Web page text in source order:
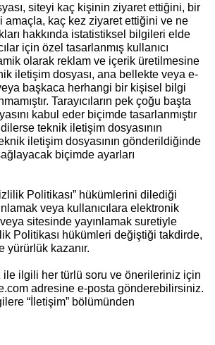
siteyi kaç kişinin ziyaret ettiğini, bir
amaçla, kaç kez ziyaret ettiğini ve ne
hakkında istatistiksel bilgileri elde
için özel tasarlanmış kullanıcı
olarak reklam ve içerik üretilmesine
iletişim dosyası, ana bellekte veya e-
başkaca herhangi bir kişisel bilgi
Tarayıcıların pek çoğu başta
kabul eder biçimde tasarlanmıştır
teknik iletişim dosyasının
iletişim dosyasının gönderildiğinde
biçimde ayarları
Politikası” hükümlerini dilediği
veya kullanıcılara elektronik
sitesinde yayınlamak suretiyle
Politikası hükümleri değiştiği takdirde,
yürürlük kazanır.
ile ilgili her türlü soru ve önerileriniz için
adresine e-posta gönderebilirsiniz.
“İletişim” bölümünden